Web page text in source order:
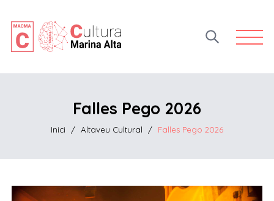
Open
Falles Pego 2026
Inici / Altaveu Cultural / Falles Pego 2026